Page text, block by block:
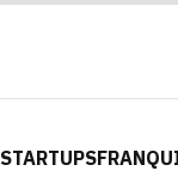
STARTUPS